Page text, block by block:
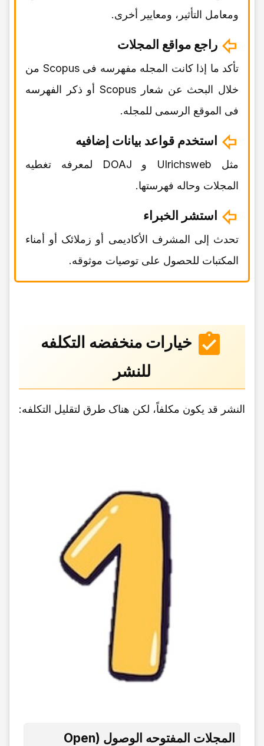
ومعامل التأثیر، ومعاییر أخرى.
راجع مواقع المجلات
تأکد ما إذا کانت المجله مفهرسه فی Scopus من
خلال البحث عن شعار Scopus أو ذکر الفهرسه
فی الموقع الرسمی للمجله.
استخدم قواعد بیانات إضافیه
مثل Ulrichsweb و DOAJ لمعرفه تغطیه
المجلات وحاله فهرستها.
استشر الخبراء
تحدث إلى المشرف الأکادیمی أو زملائک أو أمناء
المکتبات للحصول على توصیات موثوقه.
خیارات منخفضه التکلفه
للنشر
النشر قد یکون مکلفاً، لکن هناک طرق لتقلیل التکلفه:
المجلات المفتوحه الوصول (Open